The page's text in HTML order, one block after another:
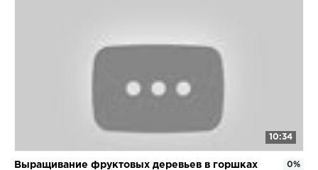
10:34
Выращивание фруктовых деревьев в горшках 0%